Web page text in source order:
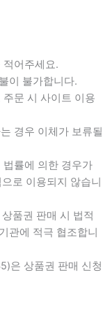
어주세요.
이 불가합니다.
문 시 사이트 이용
경우 이체가 보류될
률에 의한 경우가
로 이용되지 않습니
품권 판매 시 법적
관에 적극 협조합니
은 상품권 판매 신청